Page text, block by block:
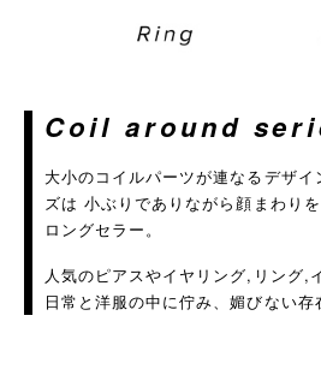
Coil around
大小のコイルパーツが連なるデザイ
ズは 小ぶりでありながら顔まわり
ロングセラー。
人気のピアスやイヤリング,リング,
日常と洋服の中に佇み、媚びない存